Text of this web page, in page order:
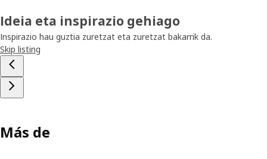
Ideia eta inspirazio gehiago
Inspirazio hau guztia zuretzat eta zuretzat bakarrik da.
Skip listing
Más de